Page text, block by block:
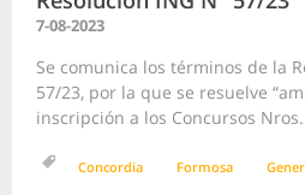
7-08-2023
Se comunica los términos de la
57/23, por la que se resuelve
inscripción a los Concursos
Concordia Formosa